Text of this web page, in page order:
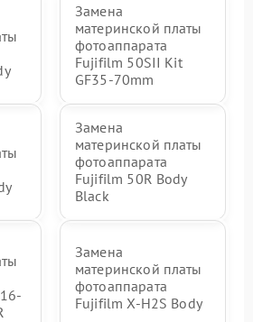
Замена
материнской платы
фотоаппарата
Fujifilm 50SII Kit
GF35-70mm
Замена
материнской платы
фотоаппарата
Fujifilm 50R Body
Black
Замена
материнской платы
фотоаппарата
Fujifilm X-H2S Body